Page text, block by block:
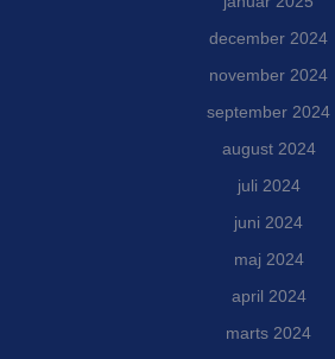
december 2024
november 2024
september 2024
august 2024
juli 2024
juni 2024
maj 2024
april 2024
marts 2024